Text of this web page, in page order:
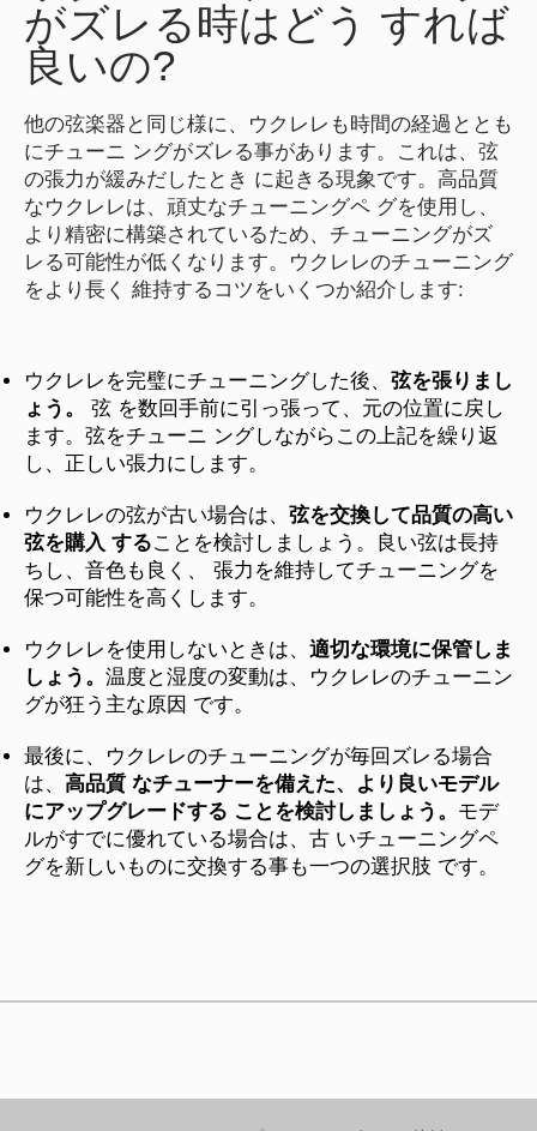
がズレる時はどう すれば
良いの?
他の弦楽器と同じ様に、ウクレレも時間の経過ととも
にチューニ ングがズレる事があります。これは、弦
の張力が緩みだしたとき に起きる現象です。高品質
なウクレレは、頑丈なチューニングペ グを使用し、
より精密に構築されているため、チューニングがズ
レる可能性が低くなります。ウクレレのチューニング
をより長く 維持するコツをいくつか紹介します:
ウクレレを完璧にチューニングした後、 弦を張りまし
ょう。
弦 を数回手前に引っ張って、元の位置に戻し
ます。弦をチューニ ングしながらこの上記を繰り返
し、正しい張力にします。
ウクレレの弦が古い場合は、 弦を交換して品質の高い
弦を購入 することを検討しましょう。良い弦は長持
ちし、音色も良く、 張力を維持してチューニングを
保つ可能性を高くします。
ウクレレを使用しないときは、 適切な環境に保管しま
しょう。 温度と湿度の変動は、ウクレレのチューニン
グが狂う主な原因 です。
最後に、ウクレレのチューニングが毎回ズレる場合
は、 高品質 なチューナーを備えた、より良いモデル
にアップグレードする ことを検討しましょう。 モデ
ルがすでに優れている場合は、古 いチューニングペ
グを新しいものに交換する事も一つの選択肢 です。